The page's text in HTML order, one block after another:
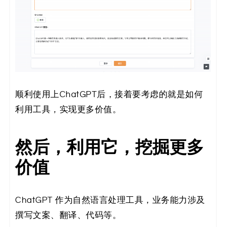
顺利使用上ChatGPT后，接着要考虑的就是如何
利用工具，实现更多价值。
然后，利用它，挖掘更多
价值
ChatGPT 作为自然语言处理工具，业务能力涉及
撰写文案、翻译、代码等。